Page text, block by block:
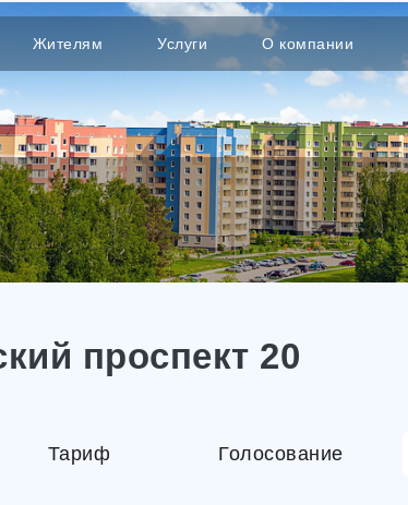
Жителям Услуги О компании
проспект 20
Тариф Голосование